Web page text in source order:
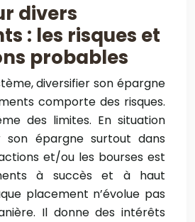
divers
: les risques et
probables
diversifier son épargne
comporte des risques.
des limites. En situation
son épargne surtout dans
et/ou les bourses est
à succès et à haut
placement n’évolue pas
Il donne des intérêts